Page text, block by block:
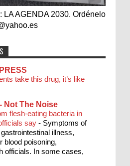
LA AGENDA 2030. Ordénelo
take this drug, it’s like
Not The Noise
flesh-eating bacteria in
say - Symptoms of
illness,
blood poisoning,
officials. In some cases,